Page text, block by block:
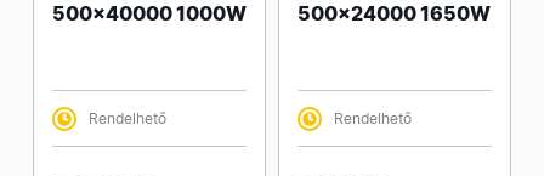
500x40000 1000W
Rendelhető
500x24000 1650W
Rendelhető